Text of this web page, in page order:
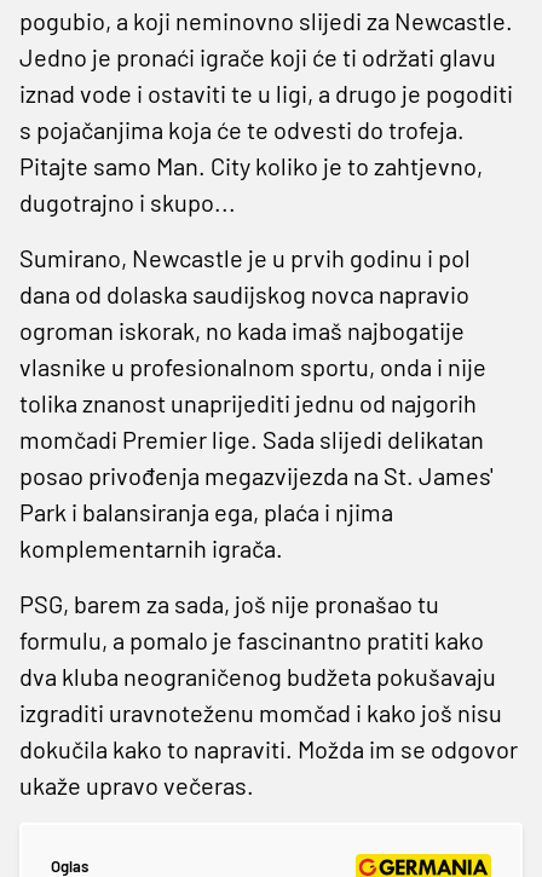
pogubio, a koji neminovno slijedi za Newcastle.
Jedno je pronaći igrače koji će ti održati glavu
iznad vode i ostaviti te u ligi, a drugo je pogoditi
s pojačanjima koja će te odvesti do trofeja.
Pitajte samo Man. City koliko je to zahtjevno,
dugotrajno i skupo...
Sumirano, Newcastle je u prvih godinu i pol
dana od dolaska saudijskog novca napravio
ogroman iskorak, no kada imaš najbogatije
vlasnike u profesionalnom sportu, onda i nije
tolika znanost unaprijediti jednu od najgorih
momčadi Premier lige. Sada slijedi delikatan
posao privođenja megazvijezda na St. James'
Park i balansiranja ega, plaća i njima
komplementarnih igrača.
PSG, barem za sada, još nije pronašao tu
formulu, a pomalo je fascinantno pratiti kako
dva kluba neograničenog budžeta pokušavaju
izgraditi uravnoteženu momčad i kako još nisu
dokučila kako to napraviti. Možda im se odgovor
ukaže upravo večeras.
Oglas